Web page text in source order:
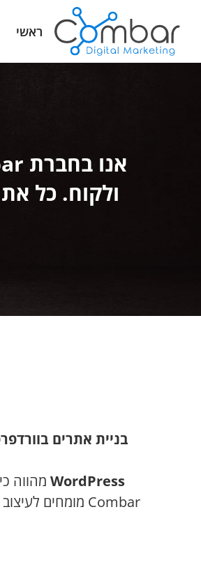
ראשי
ולקוח. כל
בניית אתרים
WordPress
Combar מומחים לעיצוב ופיתוח אתרים איכותיים על גבי פלטפורמת